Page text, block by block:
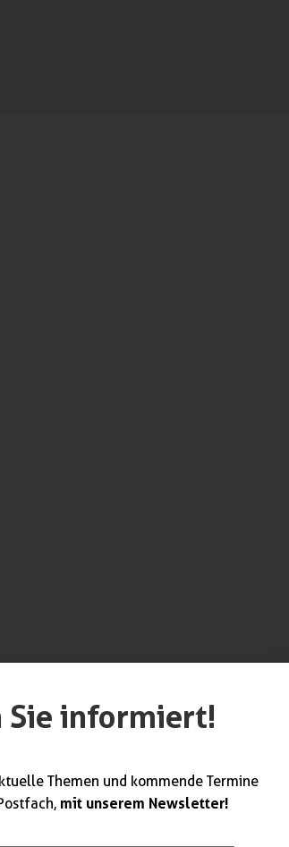
Sie informiert!
Themen und kommende Termine
mit unserem Newsletter!